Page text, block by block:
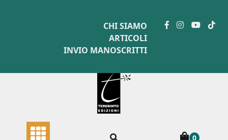
CHI SIAMO
ARTICOLI
INVIO MANOSCRITTI
0